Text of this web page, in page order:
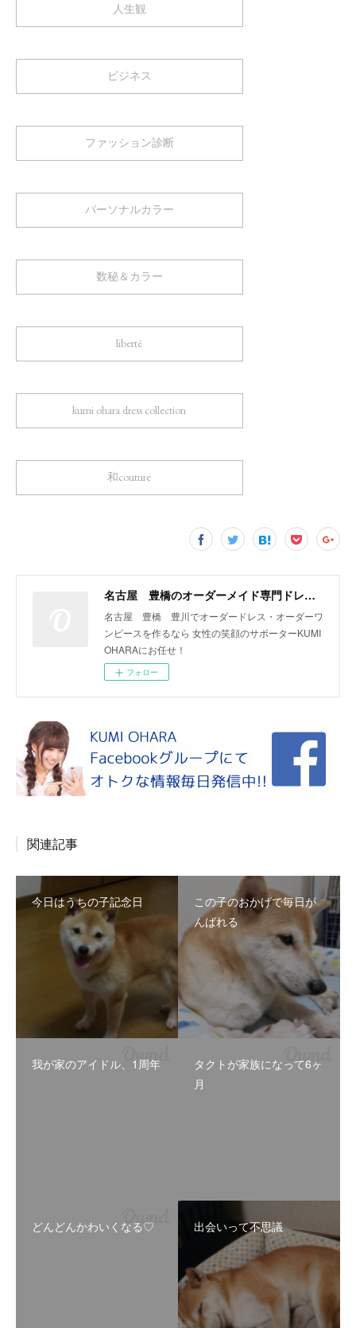
人生観
ビジネス
ファッション診断
パーソナルカラー
数秘＆カラー
liberté
kumi ohara dress collection
和couture
名古屋 豊橋のオーダーメイド専門ドレスデザイナー KUMI OHARA
名古屋 豊橋 豊川でオーダードレス・オーダーワ
ンピースを作るなら 女性の笑顔のサポーターKUMI
OHARAにお任せ！
フォロー
関連記事
今日はうちの子記念日
この子のおかげで毎日が
んばれる
我が家のアイドル、1周年
タクトが家族になって6ヶ
月
どんどんかわいくなる♡ 出会いって不思議